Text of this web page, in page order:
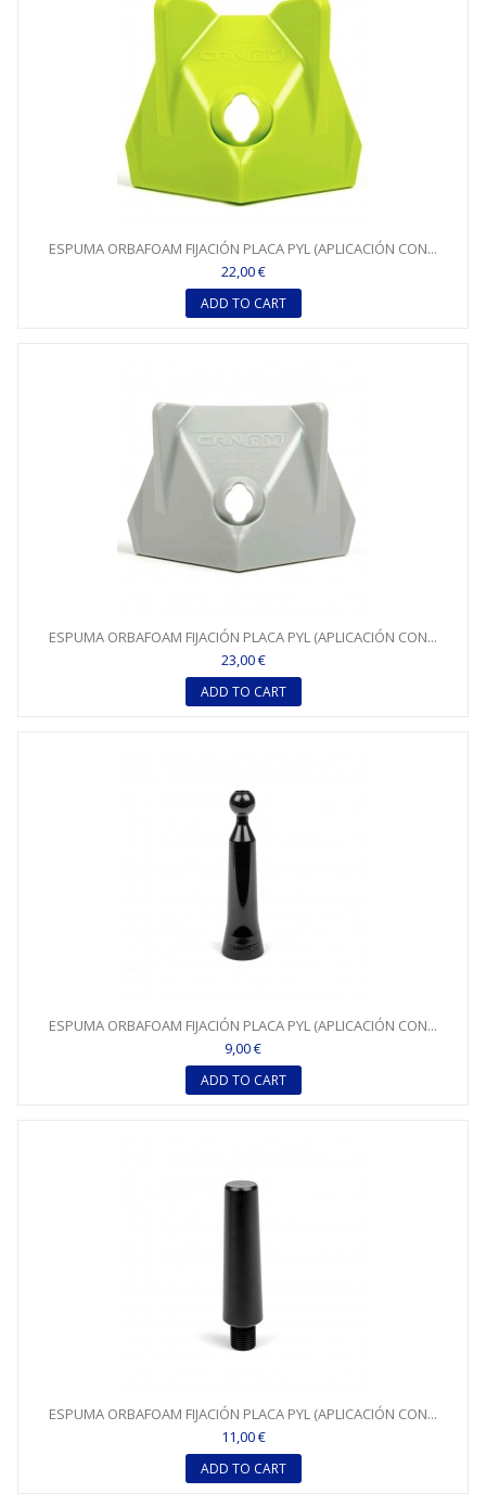
ESPUMA ORBAFOAM FIJACIÓN PLACA PYL (APLICACIÓN CON...
22,00 €
ADD TO CART
ESPUMA ORBAFOAM FIJACIÓN PLACA PYL (APLICACIÓN CON...
23,00 €
ADD TO CART
ESPUMA ORBAFOAM FIJACIÓN PLACA PYL (APLICACIÓN CON...
9,00 €
ADD TO CART
ESPUMA ORBAFOAM FIJACIÓN PLACA PYL (APLICACIÓN CON...
11,00 €
ADD TO CART